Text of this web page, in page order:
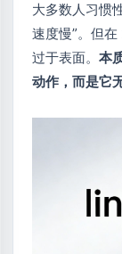
大多数人习惯
速度慢”。但
过于表面。 本
动作，而是它